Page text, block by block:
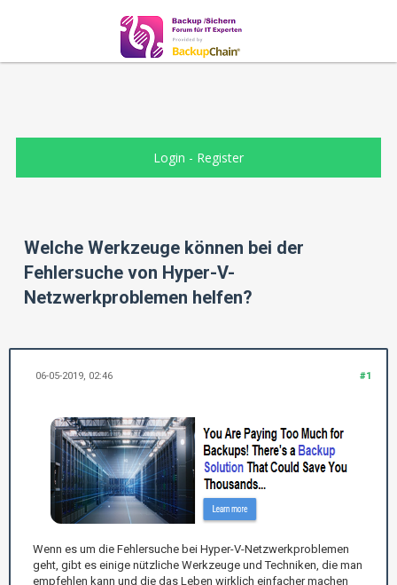
Login - Register
Welche Werkzeuge können bei der
Fehlersuche von Hyper-V-
Netzwerkproblemen helfen?
#1
06-05-2019, 02:46
Wenn es um die Fehlersuche bei Hyper-V-Netzwerkproblemen
geht, gibt es einige nützliche Werkzeuge und Techniken, die man
empfehlen kann und die das Leben wirklich einfacher machen